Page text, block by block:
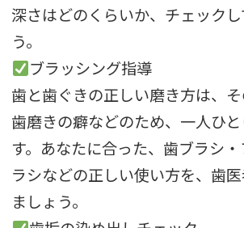
深さはどのくらいか、 チェック
う。
ブラッシング指導
歯と歯ぐきの正しい磨き方は、
歯磨きの癖などのため、 一人ひ
す。あなたに合った、歯ブラシ・
ラシなどの正しい使い方を、歯
ましょう。